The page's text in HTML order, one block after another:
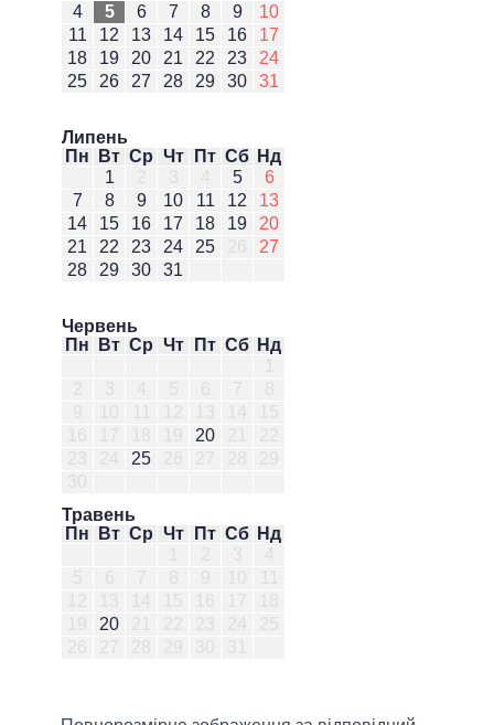
4
5 6 7 8 9
10
11
12 13 14 15 16
17
18
19 20 21 22 23
24
25
26 27 28 29 30 31
Липень
Пн
Вт Ср Чт Пт Сб Нд
1
5
6
7
8 9 10 11 12
13
14
15 16 17 18 19
20
21
22 23 24 25
27
28
29 30 31
Червень
Пн
Вт Ср Чт Пт Сб Нд
20
25
Травень
Пн
Вт Ср Чт Пт Сб Нд
20